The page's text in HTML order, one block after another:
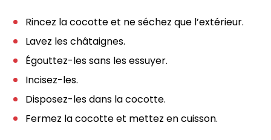
Rincez la cocotte et ne séchez que l’extérieur.
Lavez les châtaignes.
Égouttez-les sans les essuyer.
Incisez-les.
Disposez-les dans la cocotte.
Fermez la cocotte et mettez en cuisson.